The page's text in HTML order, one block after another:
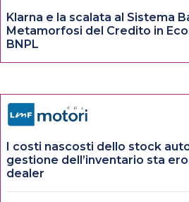
Klarna e la scalata al Sistema
Metamorfosi del Credito in
BNPL
I costi nascosti dello stock
gestione dell’inventario sta
dealer